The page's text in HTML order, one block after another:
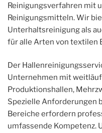
Reinigungsverfahren mit
Reinigungsmitteln. Wir
Unterhaltsreinigung als
für alle Arten von textilen
Der
Unternehmen mit
Produktionshallen,
Spezielle Anforderungen
Bereiche erfordern
umfassende Kompetenz.